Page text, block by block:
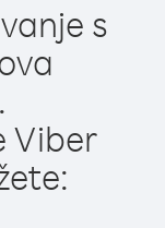
s
Viber